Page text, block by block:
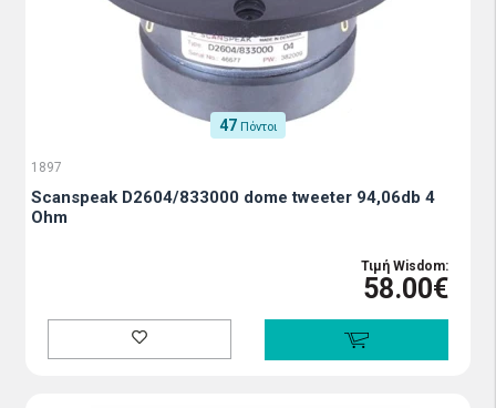
47 Πόντοι
1897
Scanspeak D2604/833000 dome tweeter 94,06db 4
Ohm
Τιμή Wisdom:
58.00€